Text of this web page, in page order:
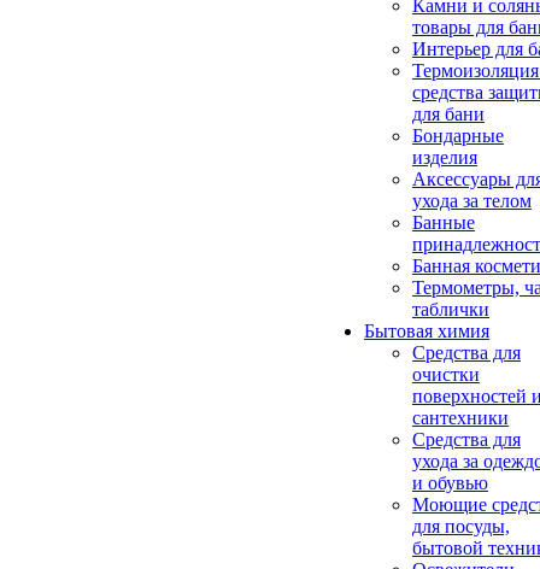
Камни и
товары для
Интерьер для
средства
для бани
Бондарные
изделия
Аксеcсуары
ухода за телом
Банные
Банная
Термометры,
таблички
Бытовая химия
Средства для
очистки
поверхностей
сантехники
Средства для
ухода за
и обувью
Моющие
для посуды,
бытовой